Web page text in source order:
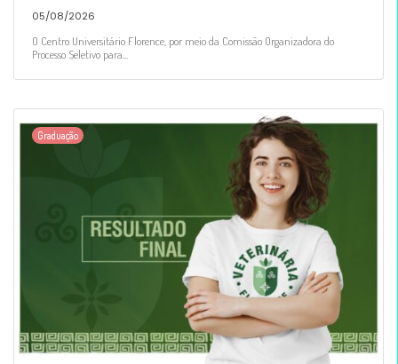
05/08/2026
O Centro Universitário Florence, por meio da Comissão Organizadora do
Processo Seletivo para...
Graduação